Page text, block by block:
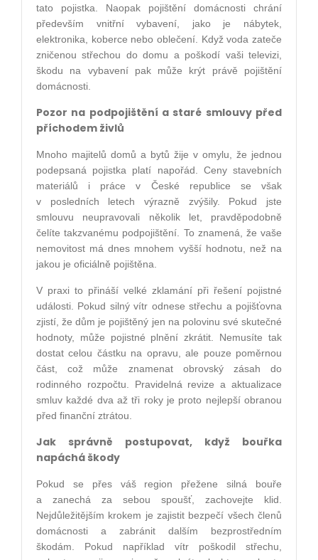
tato pojistka. Naopak pojištění domácnosti chrání
především vnitřní vybavení, jako je nábytek,
elektronika, koberce nebo oblečení. Když voda zateče
zničenou střechou do domu a poškodí vaši televizi,
škodu na vybavení pak může krýt právě pojištění
domácnosti.
Pozor na podpojištění a staré smlouvy před
příchodem živlů
Mnoho majitelů domů a bytů žije v omylu, že jednou
podepsaná pojistka platí napořád. Ceny stavebních
materiálů i práce v České republice se však
v posledních letech výrazně zvýšily. Pokud jste
smlouvu neupravovali několik let, pravděpodobně
čelíte takzvanému podpojištění. To znamená, že vaše
nemovitost má dnes mnohem vyšší hodnotu, než na
jakou je oficiálně pojištěna.
V praxi to přináší velké zklamání při řešení pojistné
události. Pokud silný vítr odnese střechu a pojišťovna
zjistí, že dům je pojištěný jen na polovinu své skutečné
hodnoty, může pojistné plnění zkrátit. Nemusíte tak
dostat celou částku na opravu, ale pouze poměrnou
část, což může znamenat obrovský zásah do
rodinného rozpočtu. Pravidelná revize a aktualizace
smluv každé dva až tři roky je proto nejlepší obranou
před finanční ztrátou.
Jak správně postupovat, když bouřka
napáchá škody
Pokud se přes váš region přežene silná bouře
a zanechá za sebou spoušť, zachovejte klid.
Nejdůležitějším krokem je zajistit bezpečí všech členů
domácnosti a zabránit dalším bezprostředním
škodám. Pokud například vítr poškodil střechu,